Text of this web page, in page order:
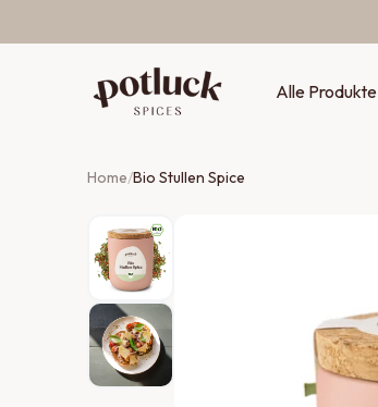
Alle Produkte
Home/Bio Stullen Spice